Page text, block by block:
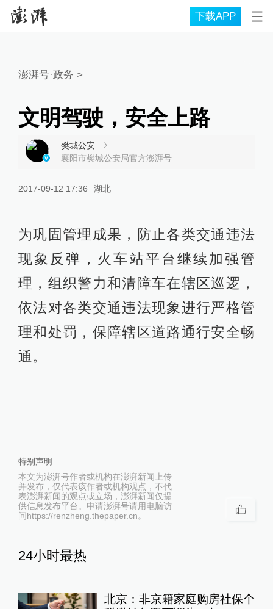
下载APP
澎湃号·政务 >
文明驾驶，安全上路
樊城公安
襄阳市樊城公安局官方澎湃号
2017-09-12 17:36 湖北
为巩固管理成果，防止各类交通违法
现象反弹，火车站平台继续加强管
理，组织警力和清障车在辖区巡逻，
依法对各类交通违法现象进行严格管
理和处罚，保障辖区道路通行安全畅
通。
特别声明
本文为澎湃号作者或机构在澎湃新闻上传
并发布，仅代表该作者或机构观点，不代
表澎湃新闻的观点或立场，澎湃新闻仅提
供信息发布平台。申请澎湃号请用电脑访
问https://renzheng.thepaper.cn。
24小时最热
北京：非京籍家庭购房社保个